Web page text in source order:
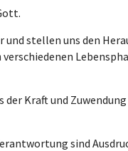
und stellen uns den
Kraft und
sind